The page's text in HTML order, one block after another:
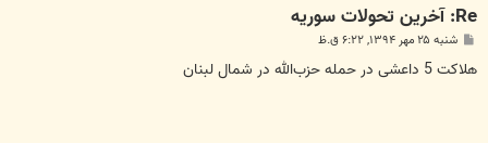
Re: آخرين تحولات سوريه
پ
ت
شنبه ۲۵ مهر ۱۳۹۴, ۶:۲۲ ق.ظ
هلاکت 5 داعشی در حمله حزب‌الله در شمال لبنان